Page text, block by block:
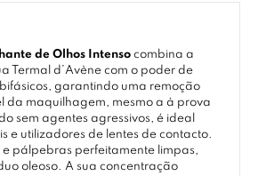
de Olhos Intenso combina a
Termal d’Avène com o poder de
garantindo uma remoção
da maquilhagem, mesmo a à prova
sem agentes agressivos, é ideal
e utilizadores de lentes de contacto.
e pálpebras perfeitamente limpas,
oleoso. A sua concentração